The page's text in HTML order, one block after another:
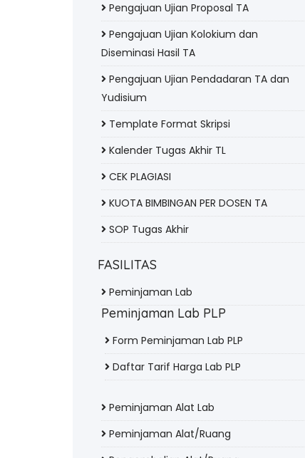
Pengajuan Ujian Proposal TA
Pengajuan Ujian Kolokium dan
Diseminasi Hasil TA
Pengajuan Ujian Pendadaran TA dan
Yudisium
Template Format Skripsi
Kalender Tugas Akhir TL
CEK PLAGIASI
KUOTA BIMBINGAN PER DOSEN TA
SOP Tugas Akhir
FASILITAS
Peminjaman Lab
Peminjaman Lab PLP
Form Peminjaman Lab PLP
Daftar Tarif Harga Lab PLP
Peminjaman Alat Lab
Peminjaman Alat/Ruang